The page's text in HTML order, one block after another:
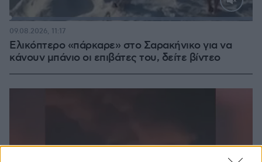
Loaded
Ελικόπτερο «πάρκαρε» στο Σαρακήνικο για να
κάνουν μπάνιο οι επιβάτες του, δείτε βίντεο
09.08.2026, 11:17